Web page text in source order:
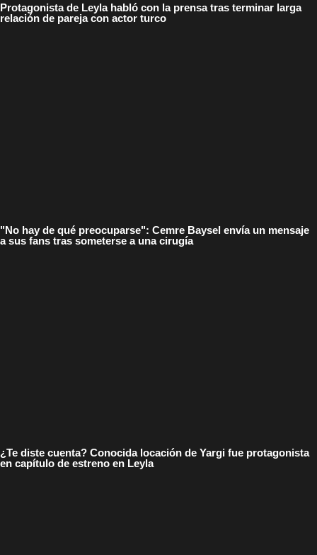
Protagonista de Leyla habló con la prensa tras terminar larga
relación de pareja con actor turco
"No hay de qué preocuparse": Cemre Baysel envía un mensaje
a sus fans tras someterse a una cirugía
¿Te diste cuenta? Conocida locación de Yargi fue protagonista
en capítulo de estreno en Leyla